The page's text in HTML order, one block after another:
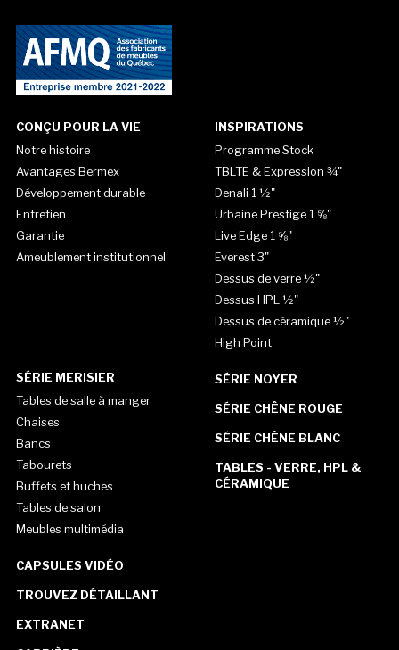
CONÇU POUR LA VIE
Notre histoire
Avantages Bermex
Développement durable
Entretien
Garantie
Ameublement institutionnel
INSPIRATIONS
Programme Stock
TBLTE & Expression ¾"
Denali 1 ½"
Urbaine Prestige 1 ⅝"
Live Edge 1 ⅝"
Everest 3"
Dessus de verre ½"
Dessus HPL ½"
Dessus de céramique ½"
High Point
SÉRIE MERISIER
Tables de salle à manger
Chaises
Bancs
Tabourets
Buffets et huches
Tables de salon
Meubles multimédia
SÉRIE NOYER
SÉRIE CHÊNE ROUGE
SÉRIE CHÊNE BLANC
TABLES - VERRE, HPL &
CÉRAMIQUE
CAPSULES VIDÉO
TROUVEZ DÉTAILLANT
EXTRANET